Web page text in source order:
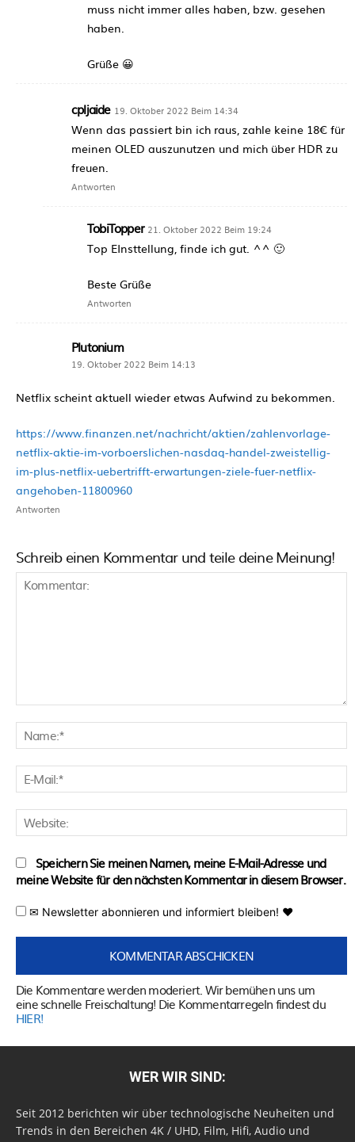
muss nicht immer alles haben, bzw. gesehen
haben.
Grüße 😀
cpljaide 19. Oktober 2022 Beim 14:34
Wenn das passiert bin ich raus, zahle keine 18€ für
meinen OLED auszunutzen und mich über HDR zu
freuen.
Antworten
TobiTopper 21. Oktober 2022 Beim 19:24
Top EInsttellung, finde ich gut. ^^ 🙂
Beste Grüße
Antworten
Plutonium
19. Oktober 2022 Beim 14:13
Netflix scheint aktuell wieder etwas Aufwind zu bekommen.
https://www.finanzen.net/nachricht/aktien/zahlenvorlage-
netflix-aktie-im-vorboerslichen-nasdaq-handel-zweistellig-
im-plus-netflix-uebertrifft-erwartungen-ziele-fuer-netflix-
angehoben-11800960
Antworten
Schreib einen Kommentar und teile deine Meinung!
Speichern Sie meinen Namen, meine E-Mail-Adresse und
meine Website für den nächsten Kommentar in diesem Browser.
✉ Newsletter abonnieren und informiert bleiben! ♥
Die Kommentare werden moderiert. Wir bemühen uns um
eine schnelle Freischaltung! Die Kommentarregeln findest du
HIER!
WER WIR SIND:
Seit 2012 berichten wir über technologische Neuheiten und
Trends in den Bereichen 4K / UHD, Film, Hifi, Audio und